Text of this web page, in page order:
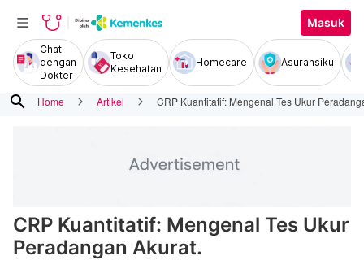
Masuk
Chat
dengan
Dokter
Toko
Kesehatan
Homecare Asuransiku
search Home Artikel CRP Kuantitatif: Mengenal Tes Ukur
CRP Kuantitatif: Mengenal Tes Ukur
Peradangan Akurat.